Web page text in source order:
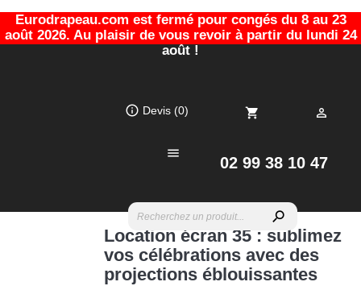
Eurodrapeau.com est fermé pour congés du 8 au 23
août 2026. Au plaisir de vous revoir à partir du lundi 24
août !
02 99 38 10 47
info_outline Devis (0)
search

shopping_cart 
Location écran 35 : sublimez
vos célébrations avec des
projections éblouissantes